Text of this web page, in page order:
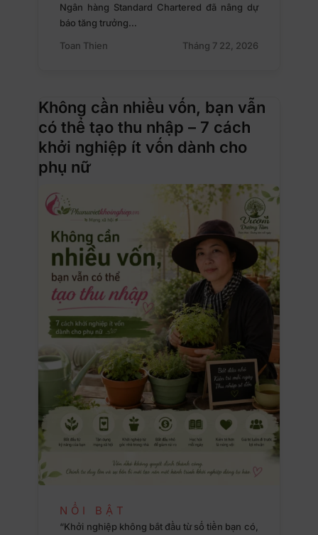
Ngân hàng Standard Chartered đã nâng dự
báo tăng trưởng…
Toan Thien
Tháng 7 22, 2026
Không cần nhiều vốn, bạn vẫn
có thể tạo thu nhập – 7 cách
khởi nghiệp ít vốn dành cho
phụ nữ
NỔI BẬT
“Khởi nghiệp không bắt đầu từ số tiền bạn có,